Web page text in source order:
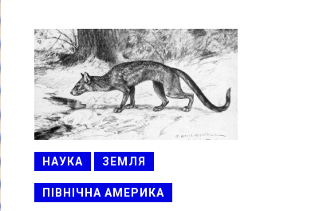
НАУКА ЗЕМЛЯ
ПІВНІЧНА АМЕРИКА